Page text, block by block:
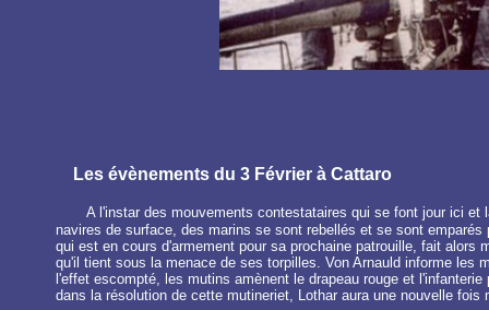
Les évènements du 3 Février à Cattaro
A l'instar des mouvements contestataires qui se font jour ici
navires de surface, des marins se sont rebellés et se sont
qui est en cours d'armement pour sa prochaine patrouille, fait alors
qu'il tient sous la menace de ses torpilles. Von Arnauld informe les
l'effet escompté, les mutins amènent le drapeau rouge et
dans la résolution de cette mutineriet, Lothar aura une nouvelle fois